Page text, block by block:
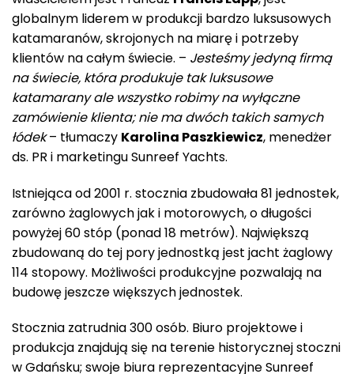
globalnym liderem w produkcji bardzo luksusowych
katamaranów, skrojonych na miarę i potrzeby
klientów na całym świecie. – Jesteśmy jedyną firmą
na świecie, która produkuje tak luksusowe
katamarany ale wszystko robimy na wyłączne
zamówienie klienta; nie ma dwóch takich samych
łódek– tłumaczy Karolina Paszkiewicz, menedżer
ds. PR i marketingu Sunreef Yachts.
Istniejąca od 2001 r. stocznia zbudowała 81 jednostek,
zarówno żaglowych jak i motorowych, o długości
powyżej 60 stóp (ponad 18 metrów). Największą
zbudowaną do tej pory jednostką jest jacht żaglowy
114 stopowy. Możliwości produkcyjne pozwalają na
budowę jeszcze większych jednostek.
Stocznia zatrudnia 300 osób. Biuro projektowe i
produkcja znajdują się na terenie historycznej stoczni
w Gdańsku; swoje biura reprezentacyjne Sunreef